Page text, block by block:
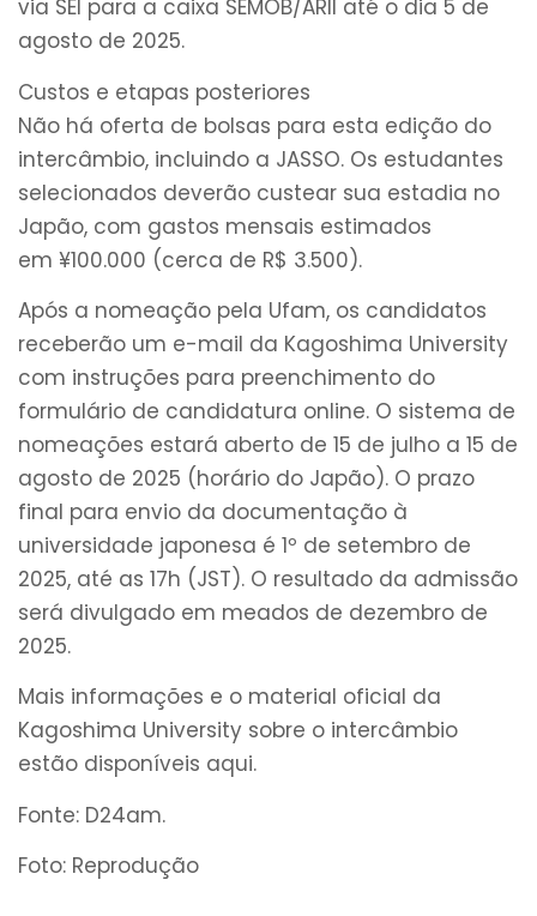
via SEI para a caixa SEMOB/ARII até o dia 5 de
agosto de 2025.
Custos e etapas posteriores
Não há oferta de bolsas para esta edição do
intercâmbio, incluindo a JASSO. Os estudantes
selecionados deverão custear sua estadia no
Japão, com gastos mensais estimados
em ¥100.000 (cerca de R$ 3.500).
Após a nomeação pela Ufam, os candidatos
receberão um e-mail da Kagoshima University
com instruções para preenchimento do
formulário de candidatura online. O sistema de
nomeações estará aberto de 15 de julho a 15 de
agosto de 2025 (horário do Japão). O prazo
final para envio da documentação à
universidade japonesa é 1º de setembro de
2025, até as 17h (JST). O resultado da admissão
será divulgado em meados de dezembro de
2025.
Mais informações e o material oficial da
Kagoshima University sobre o intercâmbio
estão disponíveis aqui.
Fonte: D24am.
Foto: Reprodução